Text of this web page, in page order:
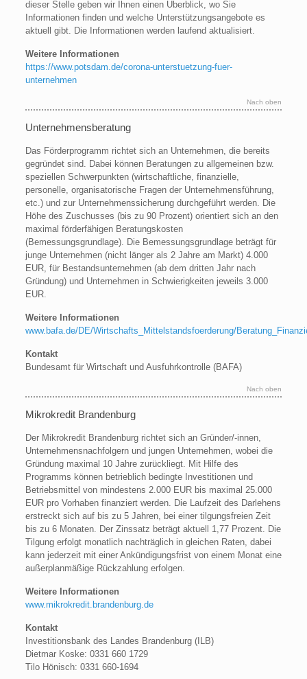
dieser Stelle geben wir Ihnen einen Überblick, wo Sie
Informationen finden und welche Unterstützungsangebote es
aktuell gibt. Die Informationen werden laufend aktualisiert.
Weitere Informationen
https://www.potsdam.de/corona-unterstuetzung-fuer-
unternehmen
Nach oben
Unternehmensberatung
Das Förderprogramm richtet sich an Unternehmen, die bereits
gegründet sind. Dabei können Beratungen zu allgemeinen bzw.
speziellen Schwerpunkten (wirtschaftliche, finanzielle,
personelle, organisatorische Fragen der Unternehmensführung,
etc.) und zur Unternehmenssicherung durchgeführt werden. Die
Höhe des Zuschusses (bis zu 90 Prozent) orientiert sich an den
maximal förderfähigen Beratungskosten
(Bemessungsgrundlage). Die Bemessungsgrundlage beträgt für
junge Unternehmen (nicht länger als 2 Jahre am Markt) 4.000
EUR, für Bestandsunternehmen (ab dem dritten Jahr nach
Gründung) und Unternehmen in Schwierigkeiten jeweils 3.000
EUR.
Weitere Informationen
www.bafa.de/DE/Wirtschafts_Mittelstandsfoerderung/
Kontakt
Bundesamt für Wirtschaft und Ausfuhrkontrolle (BAFA)
Nach oben
Mikrokredit Brandenburg
Der Mikrokredit Brandenburg richtet sich an Gründer/-innen,
Unternehmensnachfolgern und jungen Unternehmen, wobei die
Gründung maximal 10 Jahre zurückliegt. Mit Hilfe des
Programms können betrieblich bedingte Investitionen und
Betriebsmittel von mindestens 2.000 EUR bis maximal 25.000
EUR pro Vorhaben finanziert werden. Die Laufzeit des Darlehens
erstreckt sich auf bis zu 5 Jahren, bei einer tilgungsfreien Zeit
bis zu 6 Monaten. Der Zinssatz beträgt aktuell 1,77 Prozent. Die
Tilgung erfolgt monatlich nachträglich in gleichen Raten, dabei
kann jederzeit mit einer Ankündigungsfrist von einem Monat eine
außerplanmäßige Rückzahlung erfolgen.
Weitere Informationen
www.mikrokredit.brandenburg.de
Kontakt
Investitionsbank des Landes Brandenburg (ILB)
Dietmar Koske: 0331 660 1729
Tilo Hönisch: 0331 660-1694